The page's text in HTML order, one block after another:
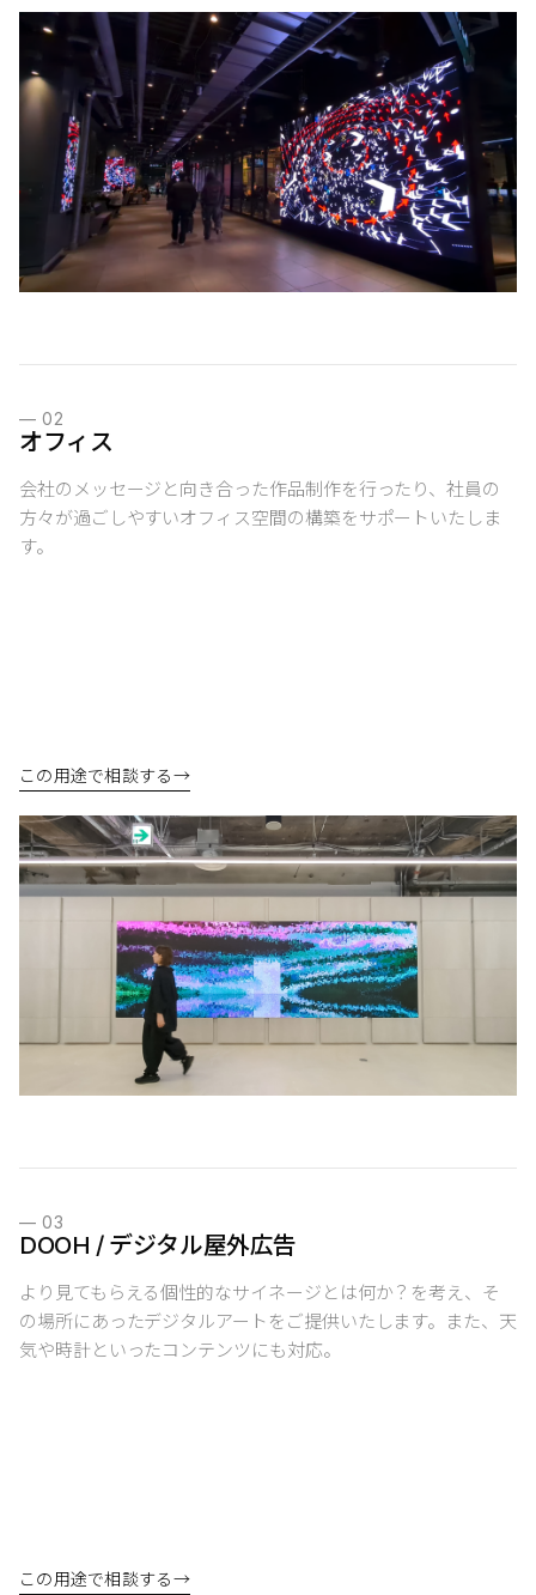
—02
オフィス
会社のメッセージと向き合った作品制作を行ったり、社員の
方々が過ごしやすいオフィス空間の構築をサポートいたしま
す。
この用途で相談する→
—03
DOOH / デジタル屋外広告
より見てもらえる個性的なサイネージとは何か？を考え、そ
の場所にあったデジタルアートをご提供いたします。また、天
気や時計といったコンテンツにも対応。
この用途で相談する→